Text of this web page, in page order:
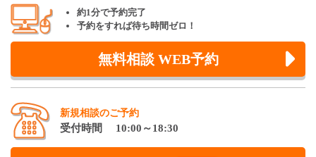
約1分で予約完了
予約をすれば待ち時間ゼロ！
無料相談 WEB予約
新規相談のご予約
受付時間 10:00～18:30